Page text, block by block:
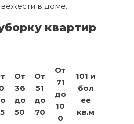
в доме.
квартир
От
36
до
50
От
51
до
70
От
71
до
10
0
101 и
бол
ее
кв.м